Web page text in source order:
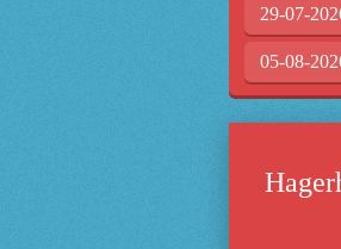
29-07-
05-08-